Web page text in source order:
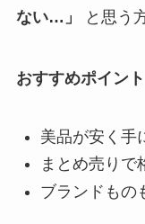
ない…」
と思う
おすすめポイント
美品が安く手
まとめ売りで
ブランドもの